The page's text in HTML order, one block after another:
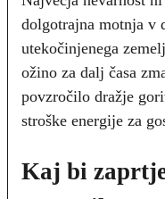
dolgotrajna motnja v
utekočinjenega
ožino za dalj časa
povzročilo dražje
stroške energije za
Kaj bi